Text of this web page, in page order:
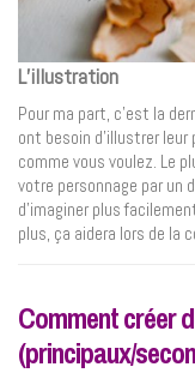
L’illustration
Pour ma part, c’est la
ont besoin d’illustrer
comme vous voulez. Le
votre personnage par un
d’imaginer plus
plus, ça aidera lors de la
Comment créer
(principaux/